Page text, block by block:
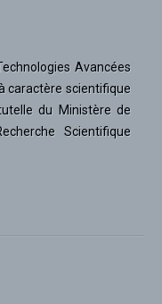
Avancées
caractère scientifique
du Ministère de
Scientifique